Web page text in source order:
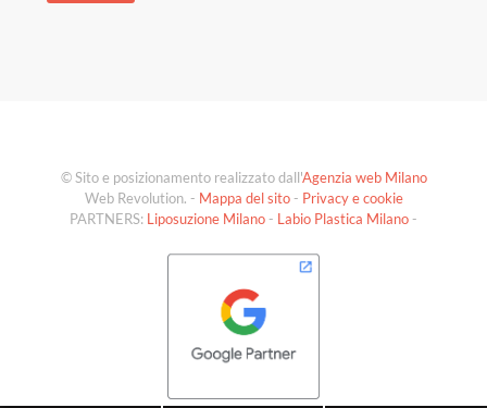
© Sito e posizionamento realizzato dall'Agenzia web Milano
Web Revolution. - Mappa del sito- Privacy e cookie
PARTNERS: Liposuzione Milano- Labio Plastica Milano-